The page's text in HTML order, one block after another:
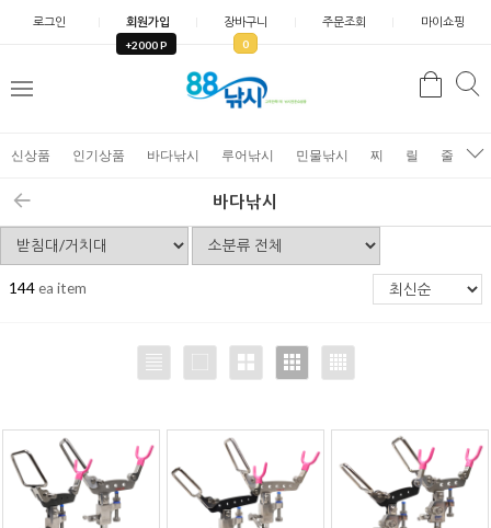
로그인 회원가입
+2000 P
장바구니
0
주문조회 마이쇼핑
검
신상품 인기상품 바다낚시 루어낚시 민물낚시 찌 릴 줄
바다낚시
144ea item